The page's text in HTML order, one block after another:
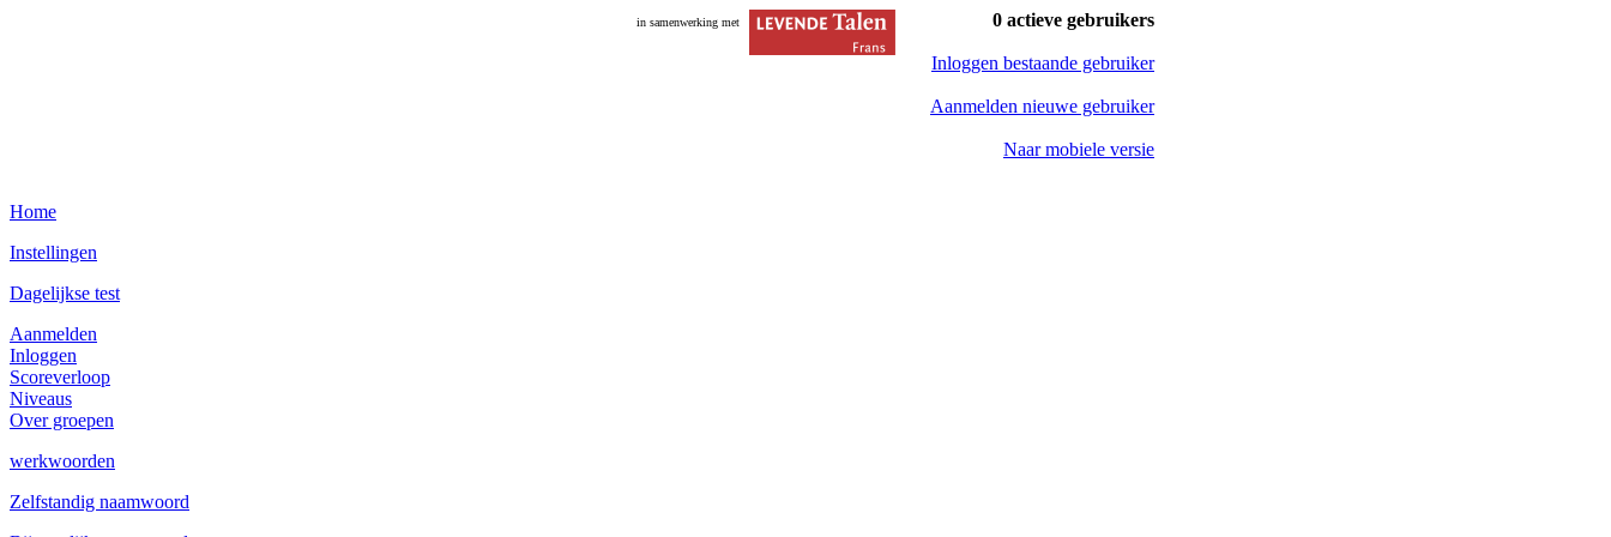
in samenwerking met 0 actieve gebruikers
Inloggen bestaande gebruiker
Aanmelden nieuwe gebruiker
Naar mobiele versie
Home
Instellingen
Dagelijkse test
Aanmelden
Inloggen
Scoreverloop
Niveaus
Over groepen
werkwoorden
Zelfstandig naamwoord